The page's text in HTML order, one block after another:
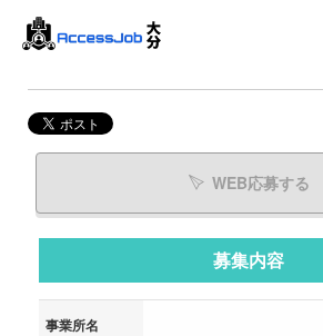
WEB応募する
募集内容
事業所名